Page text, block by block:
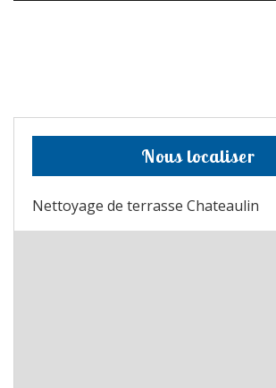
Nous localiser
Nettoyage de terrasse Chateaulin